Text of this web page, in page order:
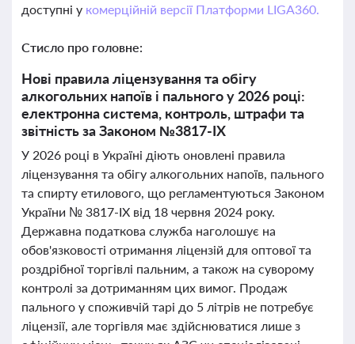
доступні у комерційній версії Платформи LIGA360.
Стисло про головне:
Нові правила ліцензування та обігу
алкогольних напоїв і пального у 2026 році:
електронна система, контроль, штрафи та
звітність за Законом №3817-ІХ
У 2026 році в Україні діють оновлені правила
ліцензування та обігу алкогольних напоїв, пального
та спирту етилового, що регламентуються Законом
України № 3817-ІХ від 18 червня 2024 року.
Державна податкова служба наголошує на
обов'язковості отримання ліцензій для оптової та
роздрібної торгівлі пальним, а також на суворому
контролі за дотриманням цих вимог. Продаж
пального у споживчій тарі до 5 літрів не потребує
ліцензії, але торгівля має здійснюватися лише з